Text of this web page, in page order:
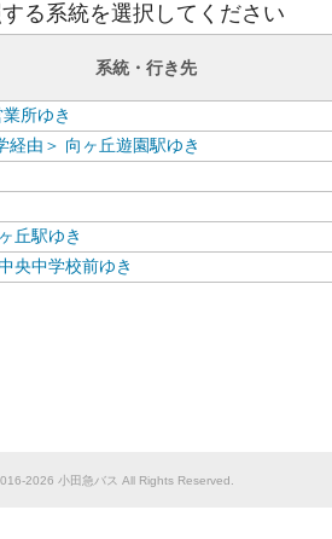
る系統を選択してください
系統・行き先
所ゆき
経由＞ 向ヶ丘遊園駅ゆき
丘駅ゆき
央中学校前ゆき
2026 小田急バス All Rights Reserved.